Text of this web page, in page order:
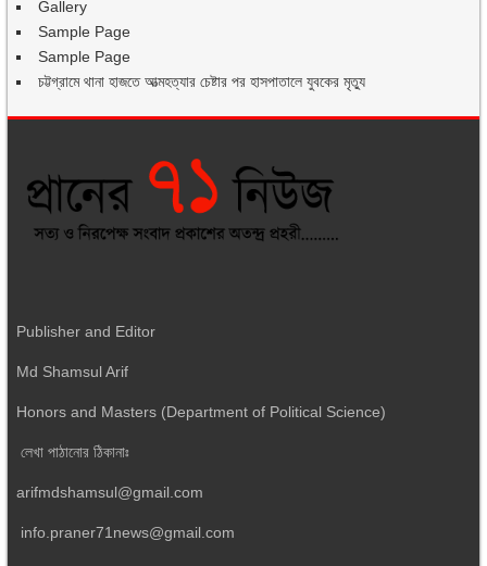
Gallery
Sample Page
Sample Page
চট্টগ্রামে থানা হাজতে আত্মহত্যার চেষ্টার পর হাসপাতালে যুবকের মৃত্যু
Publisher and Editor
Md Shamsul Arif
Honors and Masters (Department of Political Science)
লেখা পাঠানোর ঠিকানাঃ
arifmdshamsul@gmail.com
info.praner71news@gmail.com